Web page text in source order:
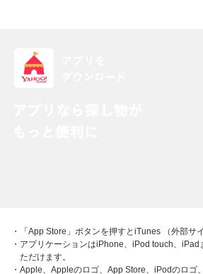
・「App Store」ボタンを押すとiTunes （外部サ
・アプリケーションはiPhone、iPod touch、
ただけます。
・Apple、Appleのロゴ、App Store、iPodのロゴ